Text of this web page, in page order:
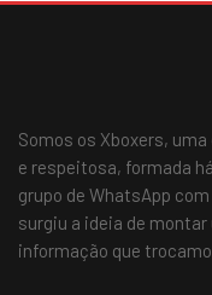
Somos os Xboxers,
e respeitosa, formada
grupo de WhatsApp
surgiu a ideia de
informação que